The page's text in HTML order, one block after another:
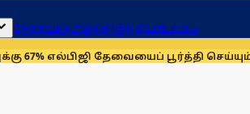
ஜோதிடம்தமிழ்நாடுஇந்தியாஉலகம்
எல்பிஜி தேவையைப் பூர்த்தி செய்யும்